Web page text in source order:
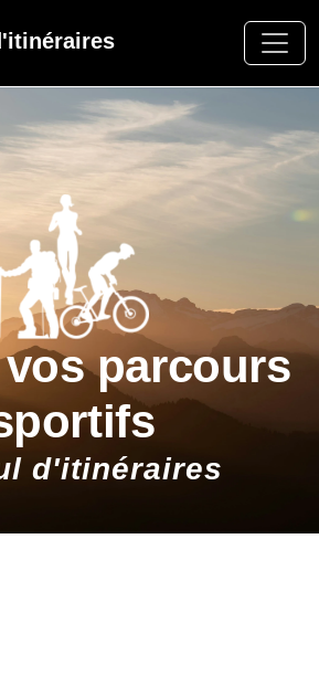
vos parcours
d'itinéraires